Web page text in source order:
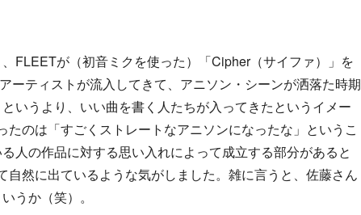
FLEETが（初音ミクを使った）「Cipher（サイファ）」を
ーティストが流入してきて、アニソン・シーンが洒落た時期
いうより、いい曲を書く人たちが入ってきたというイメー
たのは「すごくストレートなアニソンになったな」というこ
人の作品に対する思い入れによって成立する部分があると
自然に出ているような気がしました。雑に言うと、佐藤さん
うか（笑）。